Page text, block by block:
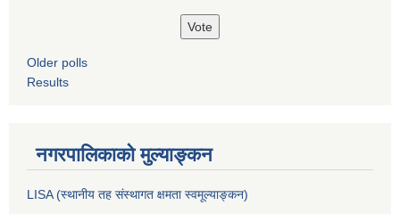
Older polls
Results
नगरपालिकाको मुल्याङ्कन
LISA (स्थानीय तह संस्थागत क्षमता स्वमूल्याङ्कन)